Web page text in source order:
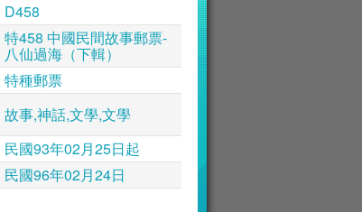
D458
特458 中國民間故事郵票-
八仙過海（下輯）
特種郵票
故事,神話,文學,文學
民國93年02月25日起
民國96年02月24日